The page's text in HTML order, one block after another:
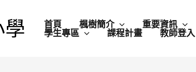
首頁 楓樹簡介 重要資訊
學生專區 課程計畫 教師登入